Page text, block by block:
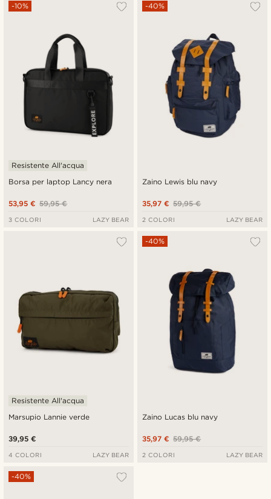
Borsa per laptop Lancy nera
-10%
Resistente All'acqua
59,95 €
53,95 €
3 COLORI LAZY BEAR
Zaino Lewis blu navy
-40%
59,95 €
35,97 €
2 COLORI LAZY BEAR
Marsupio Lannie verde
Resistente All'acqua
39,95 €
4 COLORI LAZY BEAR
Zaino Lucas blu navy
-40%
59,95 €
35,97 €
2 COLORI LAZY BEAR
-40%